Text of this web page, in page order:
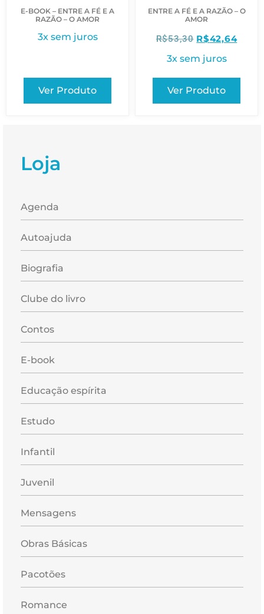
Loja
Agenda
Autoajuda
Biografia
Clube do livro
Contos
E-book
Educação espírita
Estudo
Infantil
Juvenil
Mensagens
Obras Básicas
Pacotões
Romance
E-BOOK – ENTRE A FÉ E A
RAZÃO – O AMOR
3x sem juros
Ver Produto
ENTRE A FÉ E A RAZÃO – O
AMOR
R$53,30 R$42,64
3x sem juros
Ver Produto